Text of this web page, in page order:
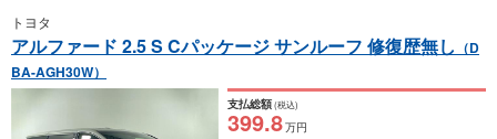
トヨタ
アルファード 2.5 S Cパッケージ サンルーフ 修復歴無し （D
BA-AGH30W）
支払総額(税込)
399.8万円